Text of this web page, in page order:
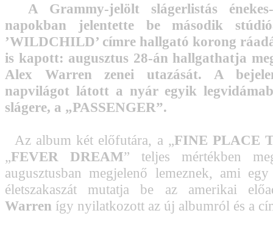
A Grammy-jelölt slágerlistás
napokban jelentette be második
’WILDCHILD’ címre hallgató korong
is kapott: augusztus 28-án hallgathatja
Alex Warren zenei utazását. A
napvilágot látott a nyár egyik
slágere, a „PASSENGER”.
Az album két előfutára, a „FINE PLACE
„FEVER DREAM” teljes mértékben
augusztusban megjelenő lemeznek, ami
életszakaszát mutatja be az amerikai
Warren így nyilatkozott az új albumról és a